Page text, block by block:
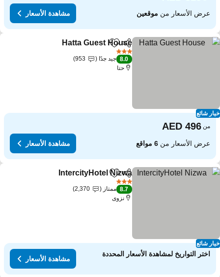
عرض الأسعار منموقعين مشاهدة الأسعار
شائع
مشاركةAdd to favorites
Hatta Guest House
8.0 جيد جدًا
953
حتا
من
عرض الأسعار من6 مواقع مشاهدة الأسعار
شائع
مشاركةAdd to favorites
IntercityHotel Nizwa
8.7 ممتاز
2,370
نزوى
اختر التواريخ لمشاهدة الأسعار المحددة
مشاهدة الأسعار